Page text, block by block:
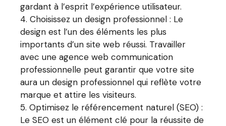
gardant à l’esprit l’expérience utilisateur.
Choisissez un design professionnel : Le
design est l’un des éléments les plus
importants d’un site web réussi. Travailler
avec une agence web communication
professionnelle peut garantir que votre site
aura un design professionnel qui reflète votre
marque et attire les visiteurs.
Optimisez le référencement naturel (SEO) :
Le SEO est un élément clé pour la réussite de